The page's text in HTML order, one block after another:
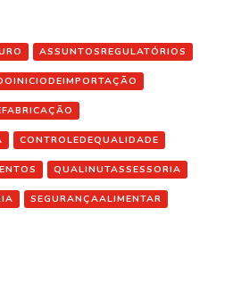
ASSUNTOSREGULATÓRIOS
CONTROLEDEQUALIDADE
QUALINUTASSESSORIA
SEGURANÇAALIMENTAR